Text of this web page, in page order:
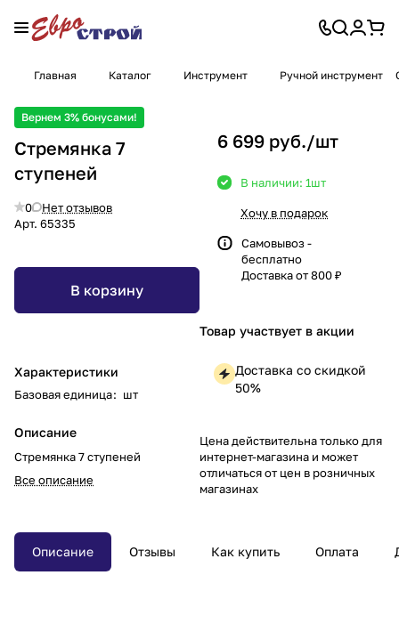
Главная Каталог Инструмент Ручной инструмент
Вернем 3% бонусами!
Стремянка 7
ступеней
0
Нет отзывов
Арт. 65335
В корзину
Характеристики
Базовая единица: шт
Описание
Стремянка 7 ступеней
Все описание
6 699 руб./шт
В наличии: 1шт
Хочу в подарок
Самовывоз -
бесплатно
Доставка от 800 ₽
Товар участвует в акции
Доставка со скидкой
50%
Цена действительна только для
интернет-магазина и может
отличаться от цен в розничных
магазинах
Описание Отзывы Как купить Оплата